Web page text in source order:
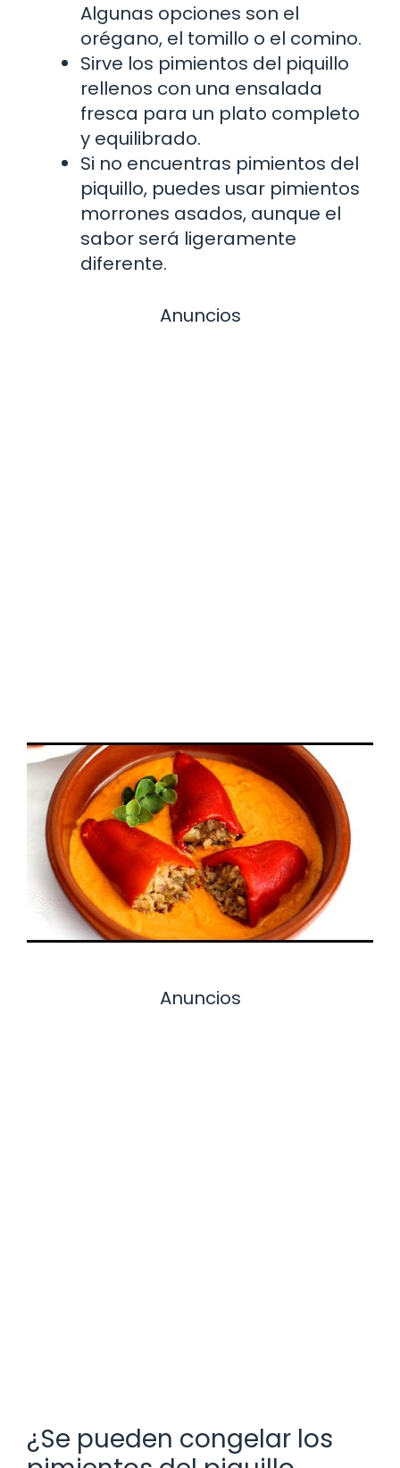
Algunas opciones son el
orégano, el tomillo o el comino.
Sirve los pimientos del piquillo
rellenos con una ensalada
fresca para un plato completo
y equilibrado.
Si no encuentras pimientos del
piquillo, puedes usar pimientos
morrones asados, aunque el
sabor será ligeramente
diferente.
Anuncios
Anuncios
¿Se pueden congelar los